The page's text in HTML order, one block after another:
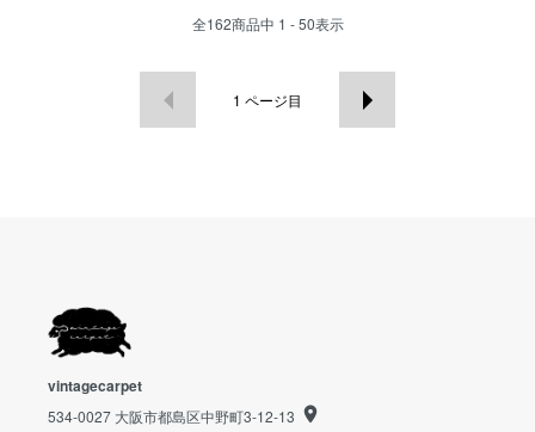
全162商品中 1 - 50表示
1 ページ目
vintagecarpet
534-0027 大阪市都島区中野町3-12-13